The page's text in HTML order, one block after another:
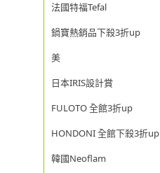
法國特福Tefal
鍋寶熱銷品下殺3折up
美
日本IRIS設計賞
FULOTO 全館3折up
HONDONI 全館下殺3折up
韓國Neoflam